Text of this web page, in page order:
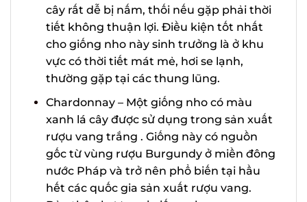
môi trường. Cấu trúc vỏ mỏng, không
dày. Rễ cây rất dễ bị nấm, thối nếu gặp
phải thời tiết không thuận lợi. Điều
kiện tốt nhất cho giống nho này sinh
trưởng là ở khu vực có thời tiết mát
mẻ, hơi se lạnh, thường gặp tại các
thung lũng.
Chardonnay – Một giống nho có màu
xanh lá cây được sử dụng trong sản
xuất rượu vang trắng . Giống này có
nguồn gốc từ vùng rượu Burgundy ở